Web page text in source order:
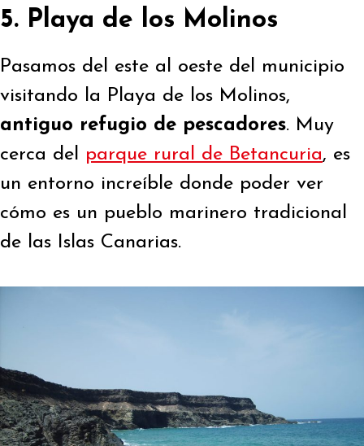
5. Playa de los Molinos
Pasamos del este al oeste del municipio
visitando la Playa de los Molinos,
antiguo refugio de pescadores. Muy
cerca del parque rural de Betancuria, es
un entorno increíble donde poder ver
cómo es un pueblo marinero tradicional
de las Islas Canarias.